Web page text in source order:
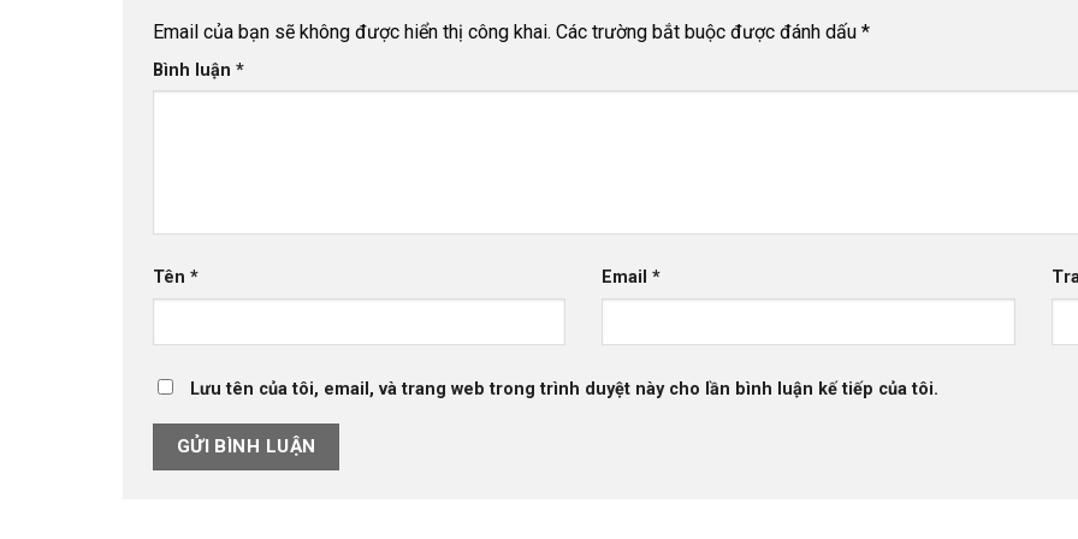
Email của bạn sẽ không được hiển thị công khai. Các trường bắt buộc được đánh dấu *
Bình luận *
Tên * Email*
Lưu tên của tôi, email, và trang web trong trình duyệt này cho lần bình luận kế tiếp của tôi.